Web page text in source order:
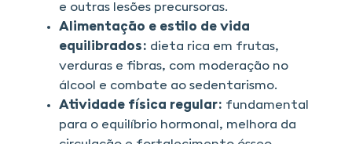
e outras lesões precursoras.
Alimentação e estilo de vida
equilibrados: dieta rica em frutas,
verduras e fibras, com moderação no
álcool e combate ao sedentarismo.
Atividade física regular: fundamental
para o equilíbrio hormonal, melhora da